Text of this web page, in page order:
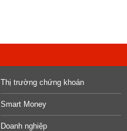
Thị trường chứng khoán
Smart Money
Doanh nghiệp